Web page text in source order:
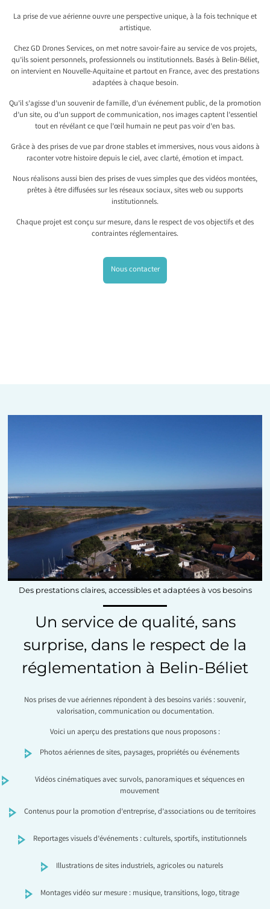
La prise de vue aérienne ouvre une perspective unique, à la fois technique et
artistique.
Chez GD Drones Services, on met notre savoir-faire au service de vos projets,
qu’ils soient personnels, professionnels ou institutionnels. Basés à Belin-Béliet,
on intervient en Nouvelle-Aquitaine et partout en France, avec des prestations
adaptées à chaque besoin.
Qu’il s’agisse d’un souvenir de famille, d’un événement public, de la promotion
d’un site, ou d’un support de communication, nos images captent l’essentiel
tout en révélant ce que l’œil humain ne peut pas voir d’en bas.
Grâce à des prises de vue par drone stables et immersives, nous vous aidons à
raconter votre histoire depuis le ciel, avec clarté, émotion et impact.
Nous réalisons aussi bien des prises de vues simples que des vidéos montées,
prêtes à être diffusées sur les réseaux sociaux, sites web ou supports
institutionnels.
Chaque projet est conçu sur mesure, dans le respect de vos objectifs et des
contraintes réglementaires.
Nous contacter
Des prestations claires, accessibles et adaptées à vos besoins
Un service de qualité, sans
surprise, dans le respect de la
réglementation à Belin-Béliet
Nos prises de vue aériennes répondent à des besoins variés : souvenir,
valorisation, communication ou documentation.
Voici un aperçu des prestations que nous proposons :
Photos aériennes de sites, paysages, propriétés ou événements
Vidéos cinématiques avec survols, panoramiques et séquences en
mouvement
Contenus pour la promotion d’entreprise, d’associations ou de territoires
Reportages visuels d’événements : culturels, sportifs, institutionnels
Illustrations de sites industriels, agricoles ou naturels
Montages vidéo sur mesure : musique, transitions, logo, titrage